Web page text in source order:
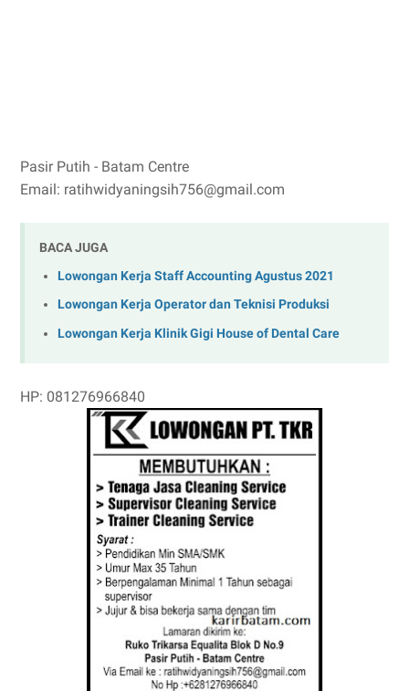
Pasir Putih - Batam Centre
Email: ratihwidyaningsih756@gmail.com
BACA JUGA
Lowongan Kerja Staff Accounting Agustus 2021
Lowongan Kerja Operator dan Teknisi Produksi
Lowongan Kerja Klinik Gigi House of Dental Care
HP: 081276966840